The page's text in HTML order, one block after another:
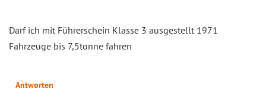
Darf ich mit Führerschein Klasse 3 ausgestellt 1971
Fahrzeuge bis 7,5tonne fahren
Antworten